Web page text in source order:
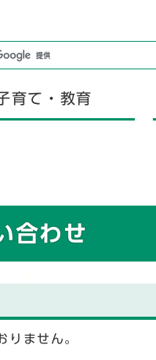
育て・教育
合わせ
りません。